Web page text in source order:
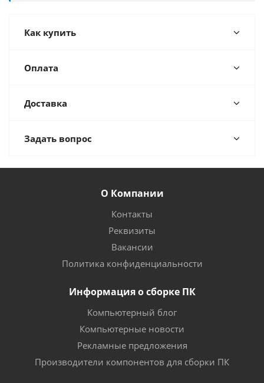
Как купить
Оплата
Доставка
Задать вопрос
О Компании
Контакты
Реквизиты
Вакансии
Политика конфиденциальности
Информация о сборке ПК
Компьютерный блог
Компьютерные новости
Рекламные предложения
Производители компонентов для сборки ПК